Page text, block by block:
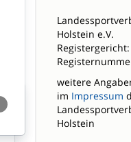
Holstein e.V.
weitere
im Impressum
Holstein